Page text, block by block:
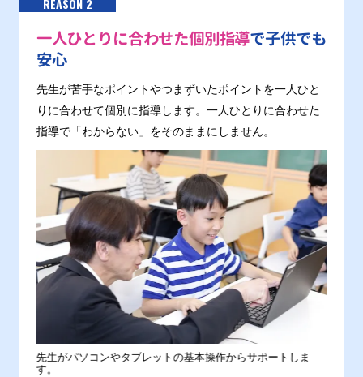
REASON 2
一人ひとりに合わせた個別指導で子供でも
安心
先生が苦手なポイントやつまずいたポイントを一人ひと
りに合わせて個別に指導します。一人ひとりに合わせた
指導で「わからない」をそのままにしません。
先生がパソコンやタブレットの基本操作からサポートしま
す。